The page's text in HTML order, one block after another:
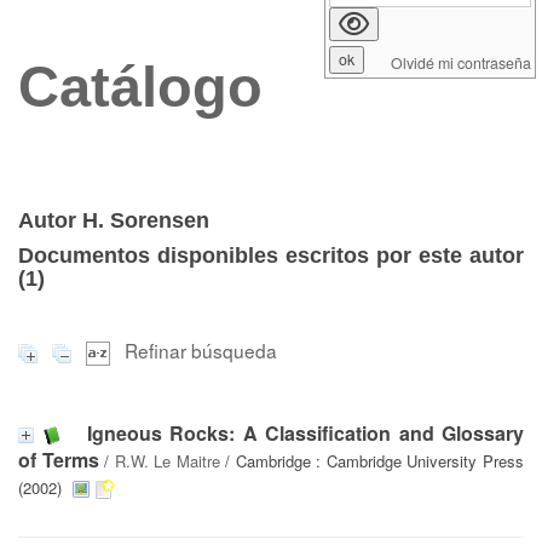
Catálogo
Autor H. Sorensen
Documentos disponibles escritos por este autor
(1)
Refinar búsqueda
Igneous Rocks: A Classification and Glossary
of Terms/ R.W. Le Maitre/ Cambridge : Cambridge University Press
(2002)
Olvidé mi contraseña